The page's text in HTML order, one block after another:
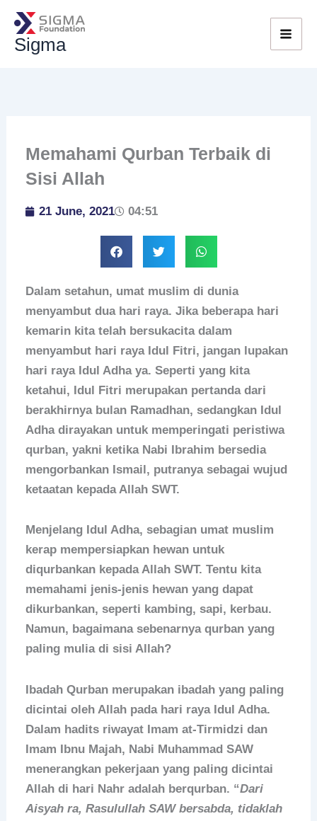
Skip
content
Sigma
Memahami Qurban Terbaik di
Sisi Allah
21 June, 2021 04:51
Dalam setahun, umat muslim di dunia
menyambut dua hari raya. Jika beberapa hari
kemarin kita telah bersukacita dalam
menyambut hari raya Idul Fitri, jangan lupakan
hari raya Idul Adha ya. Seperti yang kita
ketahui, Idul Fitri merupakan pertanda dari
berakhirnya bulan Ramadhan, sedangkan Idul
Adha dirayakan untuk memperingati peristiwa
qurban, yakni ketika Nabi Ibrahim bersedia
mengorbankan Ismail, putranya sebagai wujud
ketaatan kepada Allah SWT.
Menjelang Idul Adha, sebagian umat muslim
kerap mempersiapkan hewan untuk
diqurbankan kepada Allah SWT. Tentu kita
memahami jenis-jenis hewan yang dapat
dikurbankan, seperti kambing, sapi, kerbau.
Namun, bagaimana sebenarnya qurban yang
paling mulia di sisi Allah?
Ibadah Qurban merupakan ibadah yang paling
dicintai oleh Allah pada hari raya Idul Adha.
Dalam hadits riwayat Imam at-Tirmidzi dan
Imam Ibnu Majah, Nabi Muhammad SAW
menerangkan pekerjaan yang paling dicintai
Allah di hari Nahr adalah berqurban. “Dari
Aisyah ra, Rasulullah SAW bersabda, tidaklah